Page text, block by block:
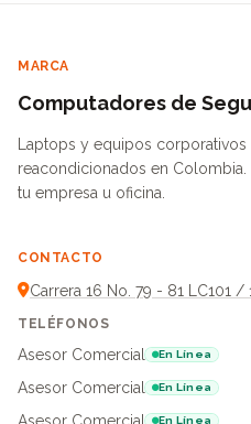
MARCA
Computadores de
Laptops y equipos corporativos
reacondicionados en Colombia.
tu empresa u oficina.
CONTACTO
Carrera 16 No. 79 - 81 LC101 /
TELÉFONOS
Asesor Comercial En Línea
Asesor Comercial
En Línea
En Línea